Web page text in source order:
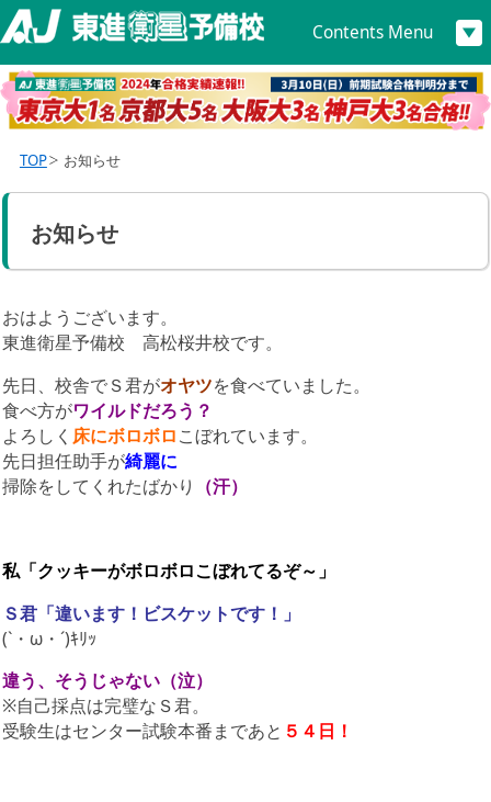
Contents Menu
TOP お知らせ
お知らせ
おはようございます。
東進衛星予備校 高松桜井校です。
先日、校舎でＳ君がオヤツを食べていました。
食べ方がワイルドだろう？
よろしく 床にボロボロこぼれています。
先日担任助手が綺麗に
掃除をしてくれたばかり
（汗）
私「クッキーがボロボロこぼれてるぞ～」
Ｓ君「違います！ビスケットです！」
(`・ω・´)ｷﾘｯ
違う、そうじゃない（泣）
※自己採点は完璧なＳ君。
受験生はセンター試験本番まであと ５４日！